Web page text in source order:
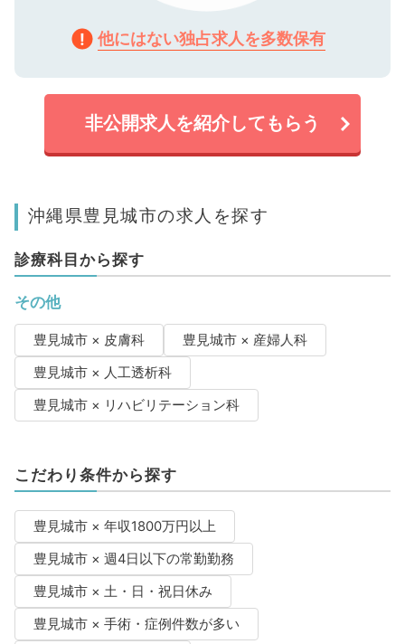
他にはない独占求人を多数保有
非公開求人を紹介してもらう
沖縄県豊見城市の求人を探す
診療科目から探す
その他
豊見城市 × 皮膚科
豊見城市 × 産婦人科
豊見城市 × 人工透析科
豊見城市 × リハビリテーション科
こだわり条件から探す
豊見城市 × 年収1800万円以上
豊見城市 × 週4日以下の常勤勤務
豊見城市 × 土・日・祝日休み
豊見城市 × 手術・症例件数が多い